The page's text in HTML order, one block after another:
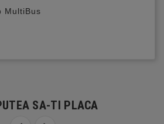
MultiBus
SA-TI PLACA